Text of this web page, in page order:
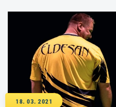
18. 03. 2021